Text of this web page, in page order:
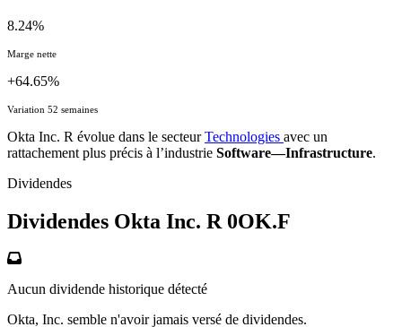
8.24%
Marge nette
+64.65%
Variation 52 semaines
Okta Inc. R évolue dans le secteurTechnologies avec un
rattachement plus précis à l’industrie Software—Infrastructure.
Dividendes
Dividendes Okta Inc. R 0OK.F
Aucun dividende historique détecté
Okta, Inc. semble n'avoir jamais versé de dividendes.